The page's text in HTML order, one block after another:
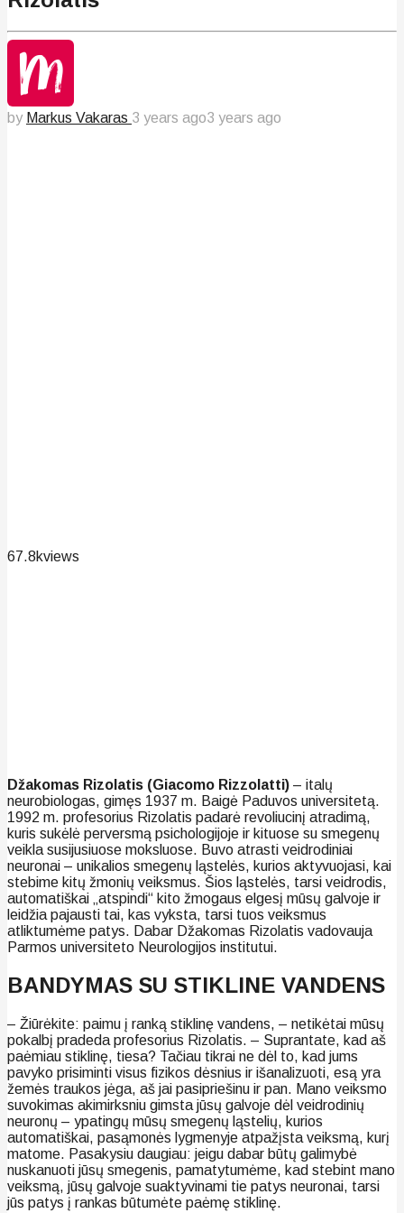
by Markus Vakaras 3 years ago3 years ago
67.8kviews
Džakomas Rizolatis (Giacomo Rizzolatti) – italų
neurobiologas, gimęs 1937 m. Baigė Paduvos universitetą.
1992 m. profesorius Rizolatis padarė revoliucinį atradimą,
kuris sukėlė perversmą psichologijoje ir kituose su smegenų
veikla susijusiuose moksluose. Buvo atrasti veidrodiniai
neuronai – unikalios smegenų ląstelės, kurios aktyvuojasi, kai
stebime kitų žmonių veiksmus. Šios ląstelės, tarsi veidrodis,
automatiškai „atspindi“ kito žmogaus elgesį mūsų galvoje ir
leidžia pajausti tai, kas vyksta, tarsi tuos veiksmus
atliktumėme patys. Dabar Džakomas Rizolatis vadovauja
Parmos universiteto Neurologijos institutui.
BANDYMAS SU STIKLINE VANDENS
– Žiūrėkite: paimu į ranką stiklinę vandens, – netikėtai mūsų
pokalbį pradeda profesorius Rizolatis. – Suprantate, kad aš
paėmiau stiklinę, tiesa? Tačiau tikrai ne dėl to, kad jums
pavyko prisiminti visus fizikos dėsnius ir išanalizuoti, esą yra
žemės traukos jėga, aš jai pasipriešinu ir pan. Mano veiksmo
suvokimas akimirksniu gimsta jūsų galvoje dėl veidrodinių
neuronų – ypatingų mūsų smegenų ląstelių, kurios
automatiškai, pasąmonės lygmenyje atpažįsta veiksmą, kurį
matome. Pasakysiu daugiau: jeigu dabar būtų galimybė
nuskanuoti jūsų smegenis, pamatytumėme, kad stebint mano
veiksmą, jūsų galvoje suaktyvinami tie patys neuronai, tarsi
jūs patys į rankas būtumėte paėmę stiklinę.